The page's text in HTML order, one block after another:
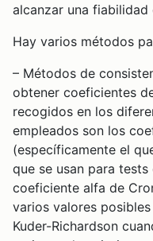
alcanzar una fiabilidad
Hay varios métodos
– Métodos de
obtener coeficientes
recogidos en los
empleados son los
(específicamente el
que se usan para
coeficiente alfa de
varios valores
Kuder-Richardson